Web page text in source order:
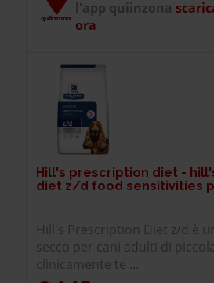
l'app quiinzona
ora
Hill's prescription diet -
diet z/d food sensitivities
Hill's Prescription Diet z/d è
secco per cani adulti di
clinicamente te ...